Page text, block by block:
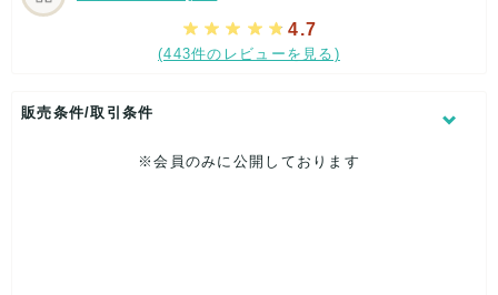
株式会社サイクル
4.7
(443件のレビューを見る)
販売条件/取引条件
※会員のみに公開しております